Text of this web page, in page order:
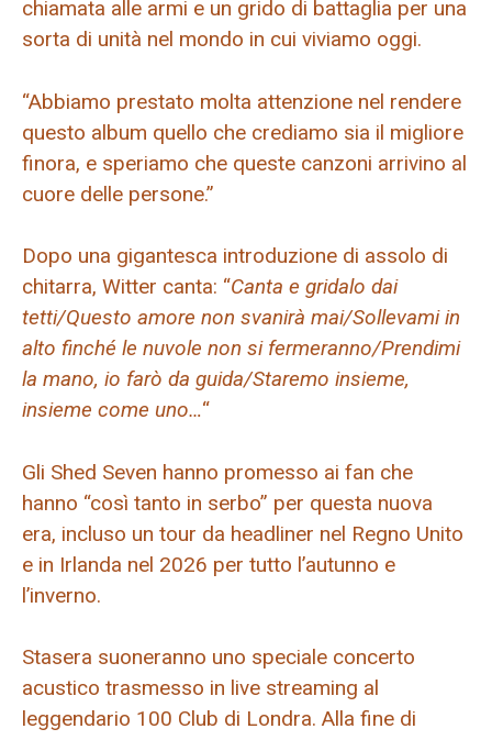
chiamata alle armi e un grido di battaglia per una
sorta di unità nel mondo in cui viviamo oggi.
“Abbiamo prestato molta attenzione nel rendere
questo album quello che crediamo sia il migliore
finora, e speriamo che queste canzoni arrivino al
cuore delle persone.”
Dopo una gigantesca introduzione di assolo di
chitarra, Witter canta: “Canta e gridalo dai
tetti/Questo amore non svanirà mai/Sollevami in
alto finché le nuvole non si fermeranno/Prendimi
la mano, io farò da guida/Staremo insieme,
insieme come uno…“
Gli Shed Seven hanno promesso ai fan che
hanno “così tanto in serbo” per questa nuova
era, incluso un tour da headliner nel Regno Unito
e in Irlanda nel 2026 per tutto l’autunno e
l’inverno.
Stasera suoneranno uno speciale concerto
acustico trasmesso in live streaming al
leggendario 100 Club di Londra. Alla fine di